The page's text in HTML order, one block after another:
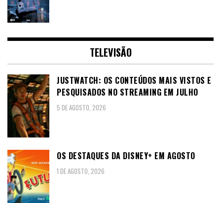
TELEVISÃO
JUSTWATCH: OS CONTEÚDOS MAIS VISTOS E
PESQUISADOS NO STREAMING EM JULHO
5 DE AGOSTO, 2026
OS DESTAQUES DA DISNEY+ EM AGOSTO
1 DE AGOSTO, 2026